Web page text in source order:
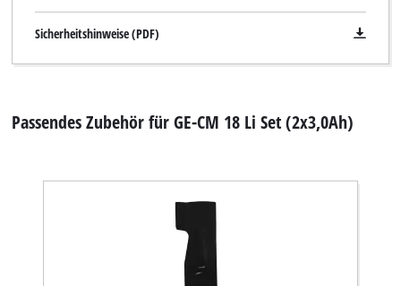
Sicherheitshinweise (PDF)
Passendes Zubehör für GE-CM 18 Li Set (2x3,0Ah)